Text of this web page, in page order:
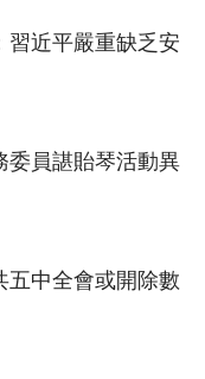
習近平嚴重缺乏安
委員諶貽琴活動異
五中全會或開除數